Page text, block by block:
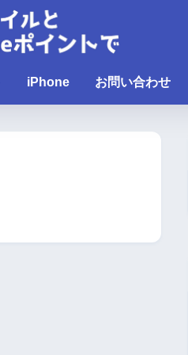
iPhone お問い合わせ